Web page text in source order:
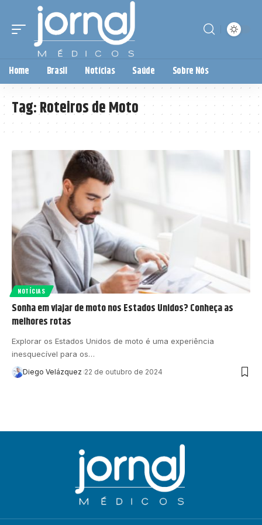
Home Brasil Notícias Saúde Sobre Nós
Tag:Roteiros de Moto
NOTÍCIAS
Sonha em viajar de moto nos Estados Unidos? Conheça as
melhores rotas
Explorar os Estados Unidos de moto é uma experiência
inesquecível para os…
Diego Velázquez 22 de outubro de 2024